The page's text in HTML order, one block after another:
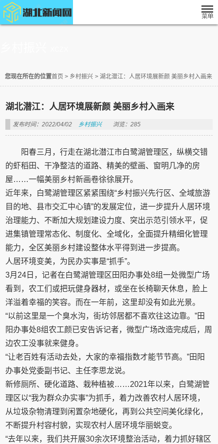
您现在所在的位置首页 > 乡村振兴 > 湖北潜江：人居环境展新颜 美丽乡村入画来
湖北潜江：人居环境展新颜 美丽乡村入画来
发布时间：2022/04/02 乡村振兴 浏览：285
阳春三月，行走在湖北潜江市白鹭湖管理区，纵横交错
的虾稻田、干净整洁的道路、精美的壁画、窗明几净的房
屋……一幅美丽乡村新画卷徐徐展开。
近年来，白鹭湖管理区紧紧围绕“乡村振兴先行区、全域旅游
目的地、县市交汇中心镇”的发展定位，进一步提升人居环境
治理能力、不断加大规划建设力度、突出示范引领水平，促
进集镇管理常态化、制度化、全域化，全面提升精细化管理
能力，全区美丽乡村建设整体水平得到进一步提高。
人居环境变美，为民办实事是“抓手”。
3月24日，记者在白鹭湖管理区田阳办事处8组一处微型广场
看到，农工们或把玩健身器材，或坐在长椅聊天休息，脸上
洋溢着幸福的笑容。而在一年前，这里却没有如此光景。
“以前这里是一个臭水沟，街坊邻居都不喜欢往这边靠。”田
阳办事处8组农工颜已安告诉记者，微型广场改造完成后，周
边农工没事就来健身。
“让老百姓有活动去处，大家的幸福指数才能节节高。”田阳
办事处党委副书记、主任李思龙说。
新修厕所、硬化道路、栽种植被……2021年以来，白鹭湖管
理区以“我为群众办实事”为抓手，着力改善农村人居环境，
从垃圾杂物清理到闲置杂地硬化，再到公共空间美化绿化，
不断提升村容村貌，实现农村人居环境华丽蜕变。
“去年以来，我们共开展30余次环境整治活动，着力抓好辖区